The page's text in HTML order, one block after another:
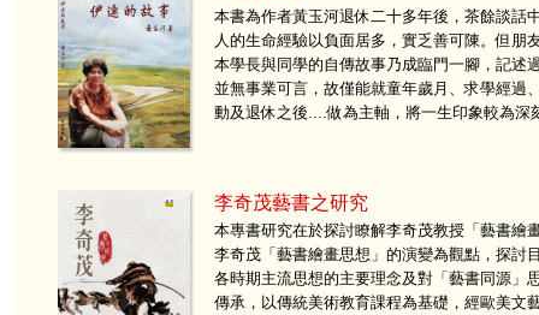
本書為作者黃玉河退休二十多年後，茶餘談話
人的生命經驗以負面居多，實乏善可陳。但朋
本學長與同學的自傳故事乃成臨門一腳，記述
並無事業可言，故僅能就童年歲月、求學經過
動及退休之後....做為主軸，將一生印象較為
李奇茂藝書之研究
本專書研究在於探討瞭解李奇茂教授「藝書繪
李奇茂「藝書繪畫思想」的演變為觀點，探討
各時期主流思想的主要理念及對「藝書同源」
傳承，以傳統美術教育課程為基礎，經歐美文